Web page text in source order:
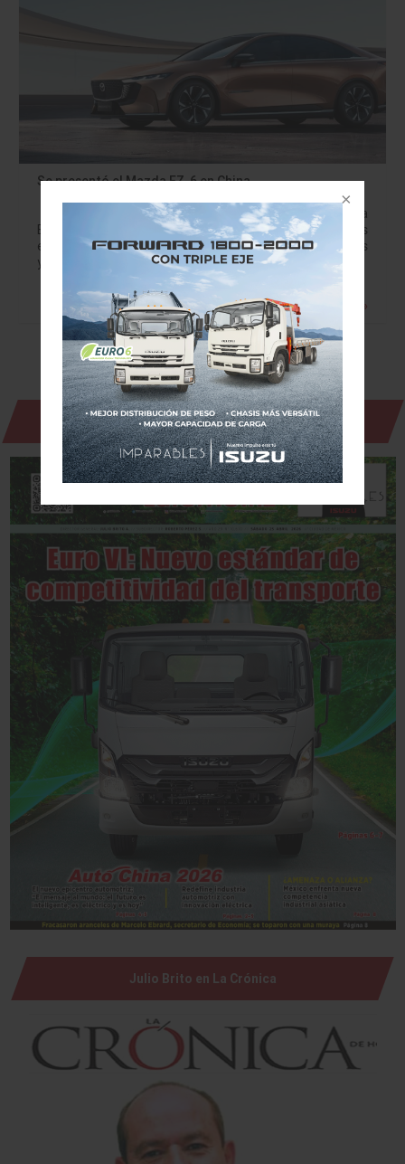
Se presentó el Mazda EZ-6 en China
Primer auto 100% eléctrico; también lanzó el El Mazda
EZ-6 es el primero de una serie de nuevos vehículos
electrificados (vehículos de nueva energía) desarrollados
y fabricados por…
Leer más »
Revista Digital
Julio Brito en La Crónica